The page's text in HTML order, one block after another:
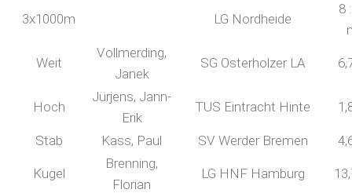
3x1000m LG Nordheide
8
Weit
Vollmerding,
Janek
SG Osterholzer LA
Hoch
Jürjens, Jann-
Erik
TUS Eintracht Hinte
Stab Kass, Paul SV Werder Bremen
Kugel
Brenning,
Florian
LG HNF Hamburg